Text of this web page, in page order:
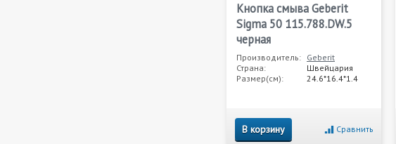
Кнопка смыва Geberit
Sigma 50 115.788.DW.5
черная
Производитель: Geberit
Страна:
Швейцария
Размер(см):
24.6*16.4*1.4
В корзину Сравнить